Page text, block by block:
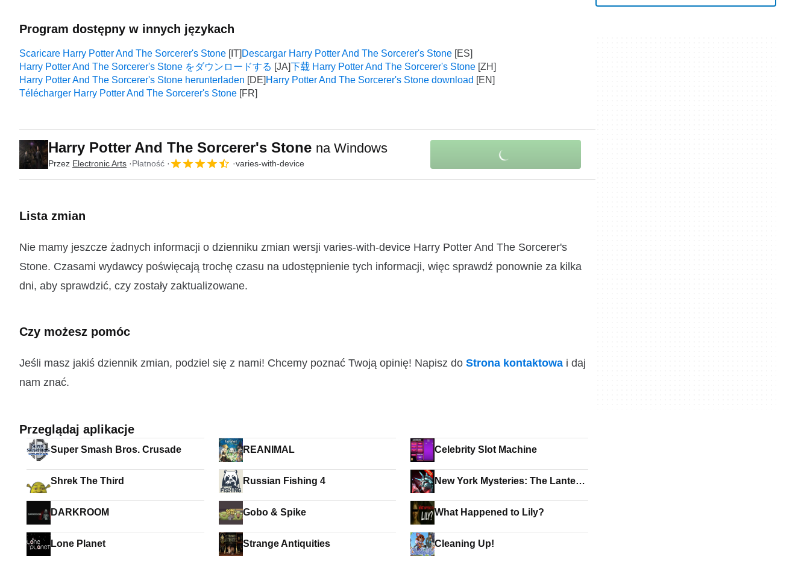
Program dostępny w innych językach
Scaricare Harry Potter And The Sorcerer's Stone
Descargar Harry Potter And The Sorcerer's Stone
Harry Potter And The Sorcerer's Stone をダウンロードする
下载 Harry Potter And The Sorcerer's Stone
Harry Potter And The Sorcerer's Stone herunterladen
Harry Potter And The Sorcerer's Stone download
Télécharger Harry Potter And The Sorcerer's Stone
Harry Potter And The Sorcerer's Stone na Windows
Przez Electronic Arts Płatność varies-with-device
Lista zmian
Nie mamy jeszcze żadnych informacji o dzienniku zmian wersji varies-with-device Harry Potter And The Sorcerer's
Stone. Czasami wydawcy poświęcają trochę czasu na udostępnienie tych informacji, więc sprawdź ponownie za kilka
dni, aby sprawdzić, czy zostały zaktualizowane.
Czy możesz pomóc
Jeśli masz jakiś dziennik zmian, podziel się z nami! Chcemy poznać Twoją opinię! Napisz do Strona kontaktowa i daj
nam znać.
Przeglądaj aplikacje
Super Smash Bros. Crusade REANIMAL Celebrity Slot Machine
Shrek The Third Russian Fishing 4
New York Mysteries: The Lantern
DARKROOM
Gobo & Spike What Happened to Lily?
Lone Planet Strange Antiquities Cleaning Up!